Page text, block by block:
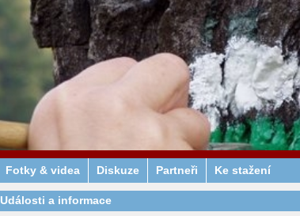
Fotky & videa Diskuze Partneři Ke stažení
Události a informace